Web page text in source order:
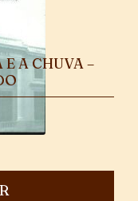
E A CHUVA –